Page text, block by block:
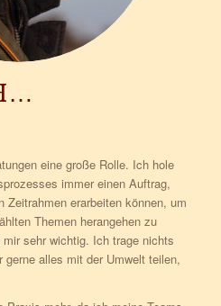
eine große Rolle. Ich hole
immer einen Auftrag,
Zeitrahmen erarbeiten können, um
Themen herangehen zu
sehr wichtig. Ich trage nichts
alles mit der Umwelt teilen,